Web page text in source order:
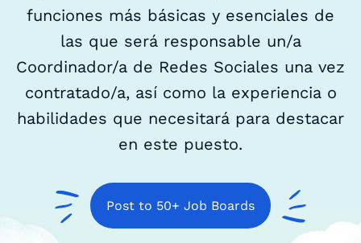
funciones más básicas y esenciales de
las que será responsable un/a
Coordinador/a de Redes Sociales una vez
contratado/a, así como la experiencia o
habilidades que necesitará para destacar
en este puesto.
Post to 50+ Job Boards